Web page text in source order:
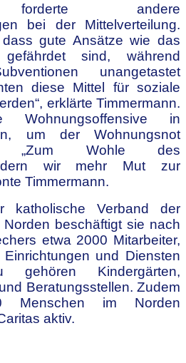
forderte andere
bei der Mittelverteilung.
gute Ansätze wie das
gefährdet sind, während
unangetastet
diese Mittel für soziale
erklärte Timmermann.
in
um der Wohnungsnot
„Zum Wohle des
wir mehr Mut zur
Timmermann.
katholische Verband der
beschäftigt sie nach
etwa 2000 Mitarbeiter,
und Diensten
Kindergärten,
Beratungsstellen. Zudem
Menschen im Norden
aktiv.